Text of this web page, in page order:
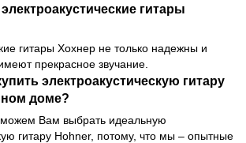
гитары
гитары Хохнер не только надежны и
прекрасное звучание.
электроакустическую гитару
доме?
Вам выбрать идеальную
гитару Hohner, потому, что мы – опытные